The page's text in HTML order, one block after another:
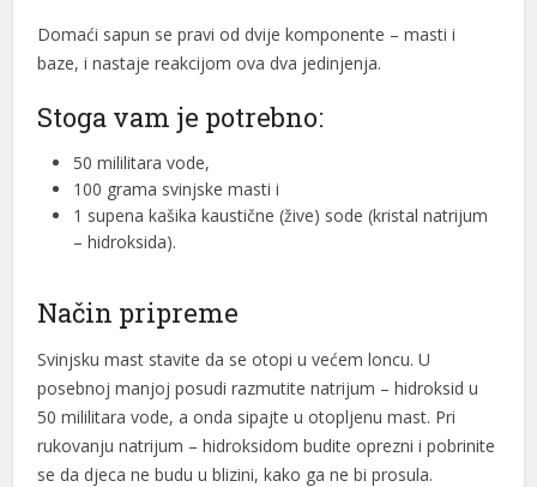
Domaći sapun se pravi od dvije komponente – masti i
baze, i nastaje reakcijom ova dva jedinjenja.
Stoga vam je potrebno:
50 mililitara vode,
100 grama svinjske masti i
1 supena kašika kaustične (žive) sode (kristal natrijum
– hidroksida).
Način pripreme
Svinjsku mast stavite da se otopi u većem loncu. U
posebnoj manjoj posudi razmutite natrijum – hidroksid u
50 mililitara vode, a onda sipajte u otopljenu mast. Pri
rukovanju natrijum – hidroksidom budite oprezni i pobrinite
se da djeca ne budu u blizini, kako ga ne bi prosula.